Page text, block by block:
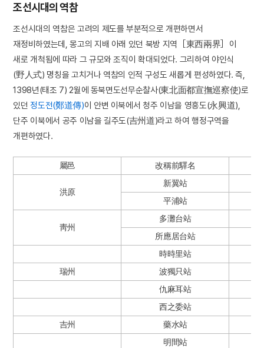
조선시대의 역참
조선시대의 역참은 고려의 제도를 부분적으로 개편하면서
재정비하였는데, 몽고의 지배 아래 있던 북방 지역［東西兩界］이
새로 개척됨에 따라 그 규모와 조직이 확대되었다. 그리하여 야인식
(野人式) 명칭을 고치거나 역참의 인적 구성도 새롭게 편성하였다. 즉,
1398년(태조 7) 2월에 동북면도선무순찰사(東北面都宣撫巡察使)로
있던 정도전(鄭道傳)이 안변 이북에서 청주 이남을 영흥도(永興道),
단주 이북에서 공주 이남을 길주도(吉州道)라고 하여 행정구역을
개편하였다.
屬邑 改稱前驛名
洪原
新翼站
平浦站
靑州
多灘台站
所應居台站
時時里站
瑞州
波獨只站
仇麻耳站
西之委站
吉州
藥水站
明間站